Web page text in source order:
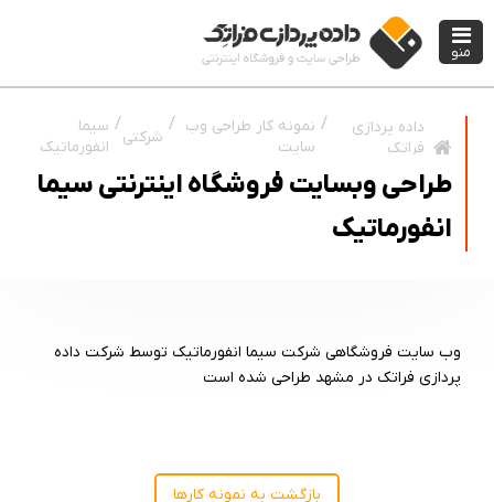
داده پردازی
فراتک
نمونه کار طراحی وب
سایت
شرکتی
سیما
انفورماتیک
طراحی وبسایت فروشگاه اینترنتی سیما
انفورماتیک
وب سایت فروشگاهی شرکت سیما انفورماتیک توسط شرکت داده
پردازی فراتک در مشهد طراحی شده است
بازگشت به نمونه کارها
منو